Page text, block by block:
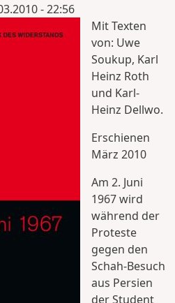
- 22:56
Mit Texten
von: Uwe
Soukup, Karl
Heinz Roth
und Karl-
Heinz Dellwo.
Erschienen
März 2010
Am 2. Juni
1967 wird
während der
Proteste
gegen den
Schah-Besuch
aus Persien
der Student